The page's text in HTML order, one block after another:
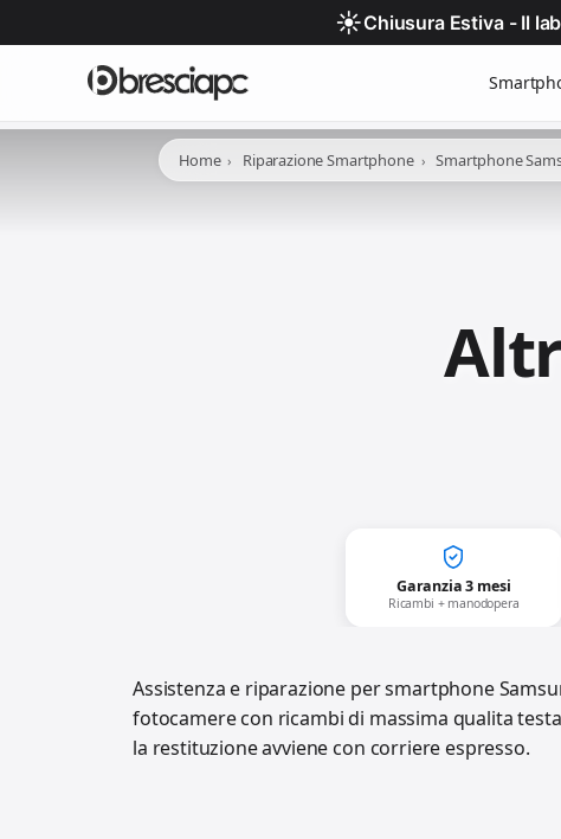
☀️Chiusura Estiva - Il
Home Riparazione Smartphone Smartphone
Garanzia 3 mesi
Ricambi + manodopera
Assistenza e riparazione per smartphone
fotocamere con ricambi di massima qualita
la restituzione avviene con corriere espresso.